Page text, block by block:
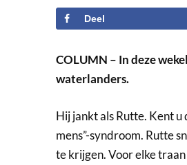
Deel
COLUMN – In deze
waterlanders.
Hij jankt als Rutte. Kent
mens”-syndroom. Rutte
te krijgen. Voor elke